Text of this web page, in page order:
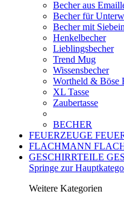
Becher aus
Becher für
Becher mit
Henkelbecher
Lieblingsbecher
Trend Mug
Wissensbecher
Wortheld & Böse
XL Tasse
Zaubertasse
BECHER
FEUERZEUGE
FLACHMANN
GESCHIRRTEILE
Springe zur
Weitere Kategorien